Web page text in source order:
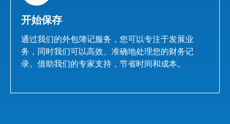
开始保存
通过我们的外包簿记服务，您可以专注于发展业
务，同时我们可以高效、准确地处理您的财务记
录。借助我们的专家支持，节省时间和成本。